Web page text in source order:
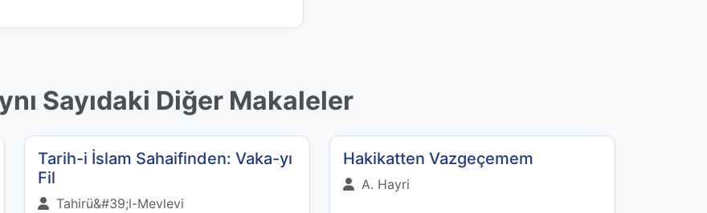
Sayıdaki Diğer Makaleler
Tarih-i İslam Sahaifinden: Vaka-yı
Fil
Tahirü&#39;l-Mevlevi
Hakikatten Vazgeçemem
A. Hayri